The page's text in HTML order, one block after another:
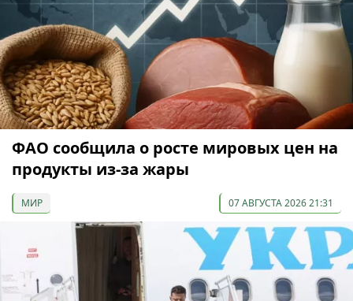
ФАО сообщила о росте мировых цен на
продукты из-за жары
МИР 07 АВГУСТА 2026 21:31